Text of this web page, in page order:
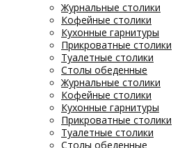
Журнальные столики
Кофейные столики
Кухонные гарнитуры
Прикроватные столики
Туалетные столики
Столы обеденные
Журнальные столики
Кофейные столики
Кухонные гарнитуры
Прикроватные столики
Туалетные столики
Столы обеденные